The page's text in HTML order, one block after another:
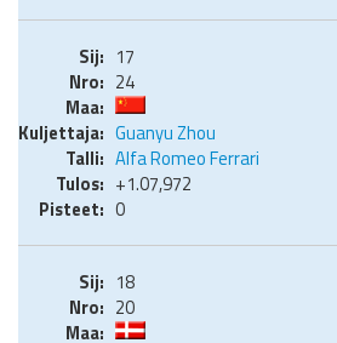
17
24
Guanyu Zhou
Alfa Romeo Ferrari
+1.07,972
0
18
20